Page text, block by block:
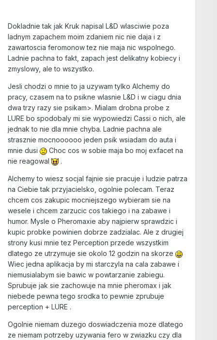
Dokladnie tak jak Kruk napisal L&D wlasciwie poza
ladnym zapachem moim zdaniem nic nie daja i z
zawartoscia feromonow tez nie maja nic wspolnego.
Ladnie pachna to fakt, zapach jest delikatny kobiecy i
zmyslowy, ale to wszystko.
Jesli chodzi o mnie to ja uzywam tylko Alchemy do
pracy, czasem na to psikne wlasnie L&D i w ciagu dnia
dwa trzy razy sie psikam>. Mialam drobna probe z
LURE bo spodobaly mi sie wypowiedzi Cassi o nich, ale
jednak to nie dla mnie chyba. Ladnie pachna ale
strasznie mocnoooooo jeden psik wsiadam do auta i
mnie dusi
Choc cos w sobie maja bo moj exfacet na
nie reagowal
.
Alchemy to wiesz socjal fajnie sie pracuje i ludzie patrza
na Ciebie tak przyjacielsko, ogolnie polecam. Teraz
chcem cos zakupic mocniejszego wybieram sie na
wesele i chcem zarzucic cos takiego i na zabawe i
humor. Mysle o Pheromaxie aby najpierw sprawdzic i
kupic probke powinien dobrze zadzialac. Ale z drugiej
strony kusi mnie tez Perception przede wszystkim
dlatego ze utrzymuje sie okolo 12 godzin na skorze
Wiec jedna aplikacja by mi starczyla na cala zabawe i
niemusialabym sie bawic w powtarzanie zabiegu.
Sprubuje jak sie zachowuje na mnie pheromax i jak
niebede pewna tego srodka to pewnie zprubuje
perception + LURE .
Ogolnie niemam duzego doswiadczenia moze dlatego
ze niemam potrzeby uzywania fero w zwiazku czy dla